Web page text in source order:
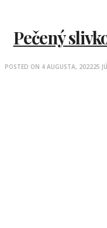
Pečený
POSTED ON 4 AUGUSTA, 202225